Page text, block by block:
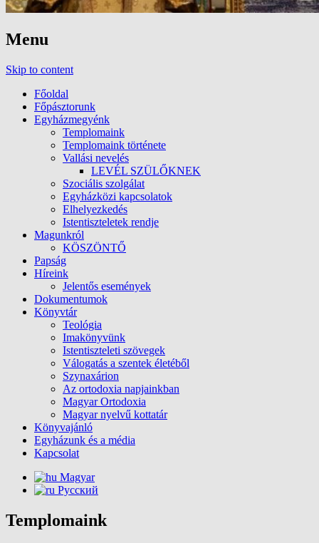
Menu
Skip to content
Főoldal
Főpásztorunk
Egyházmegyénk
Templomaink
Templomaink története
Vallási nevelés
LEVÉL SZÜLŐKNEK
Szociális szolgálat
Egyházközi kapcsolatok
Elhelyezkedés
Istentiszteletek rendje
Magunkról
KÖSZÖNTŐ
Papság
Híreink
Jelentős események
Dokumentumok
Könyvtár
Teológia
Imakönyvünk
Istentiszteleti szövegek
Válogatás a szentek életéből
Szynaxárion
Az ortodoxia napjainkban
Magyar Ortodoxia
Magyar nyelvű kottatár
Könyvajánló
Egyházunk és a média
Kapcsolat
Magyar
Русский
Templomaink